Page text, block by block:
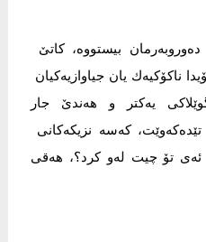
بیستووه‌، كاتێ‌
ناكۆكیه‌ك یان جیاوازیه‌كیان
یه‌كتر و هه‌ندێ‌ جار
كه‌سه‌ نزیكه‌كانی‌
ئه‌ی‌ تۆ چیت له‌و كرد؟، هه‌قی